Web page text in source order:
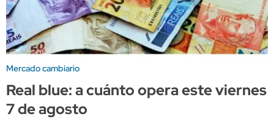
Mercado cambiario
Real blue: a cuánto opera este viernes
7 de agosto